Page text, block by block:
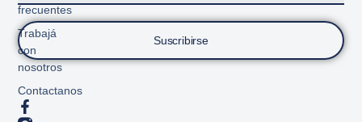
frecuentes
Trabajá
con
nosotros
Contactanos
Suscribirse